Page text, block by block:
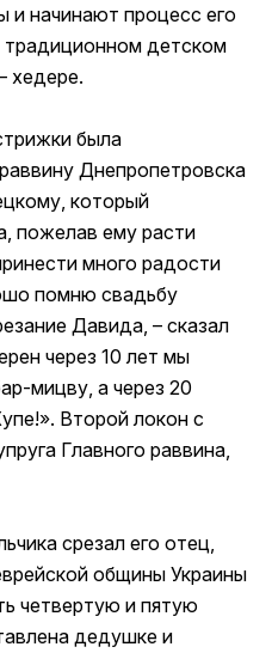
и начинают процесс его
традиционном детском
хедере.
была
Днепропетровска
который
пожелав ему расти
много радости
помню свадьбу
Давида, – сказал
через 10 лет мы
мицву, а через 20
Второй локон с
Главного раввина,
срезал его отец,
общины Украины
четвертую и пятую
дедушке и